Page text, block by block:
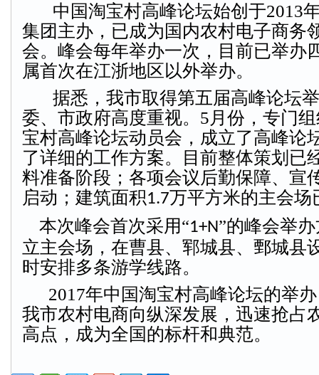
中国淘宝村高峰论坛始创于2013
集团主办，已成为国内农村电子商务
会。峰会每年举办一次， 目前已举办
属首次在江浙地区以外举办。
据悉，我市取得第五届高峰论坛
委、市政府高度重视。 5 月份，专门
宝村高峰论坛动员会，成立了高峰论
了详细的工作方案。目前整体策划已
料准备阶段；各项会议后勤保障、宣
启动；建筑面积1.7万平方米的主会场
本次峰会首次采用“1+N”的峰会举
立主会场，在曹县、郓城县、鄄城县
时安排多条游学线路。
2017年中国淘宝村高峰论坛的举
我市农村电商向纵深发展，迅速抢占
高点，成为全国的标杆和典范。